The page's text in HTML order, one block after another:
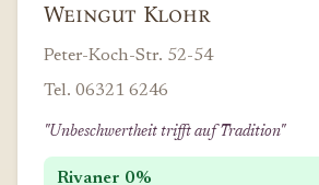
Weingut Klohr
Peter-Koch-Str. 52-54
Tel. 06321 6246
"Unbeschwertheit trifft auf Tradition"
Rivaner 0%